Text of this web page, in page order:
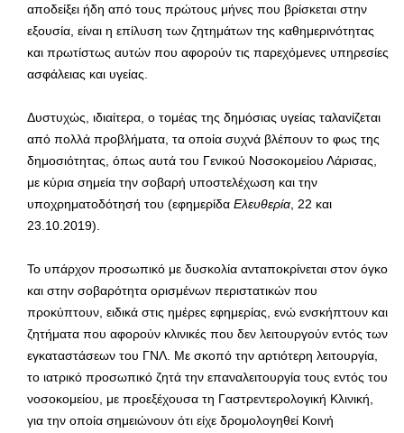
αποδείξει ήδη από τους πρώτους μήνες που βρίσκεται στην
εξουσία, είναι η επίλυση των ζητημάτων της καθημερινότητας
και πρωτίστως αυτών που αφορούν τις παρεχόμενες υπηρεσίες
ασφάλειας και υγείας.
Δυστυχώς, ιδιαίτερα, ο τομέας της δημόσιας υγείας ταλανίζεται
από πολλά προβλήματα, τα οποία συχνά βλέπουν το φως της
δημοσιότητας, όπως αυτά του Γενικού Νοσοκομείου Λάρισας,
με κύρια σημεία την σοβαρή υποστελέχωση και την
υποχρηματοδότησή του (εφημερίδα Ελευθερία , 22 και
23.10.2019).
Το υπάρχον προσωπικό με δυσκολία ανταποκρίνεται στον όγκο
και στην σοβαρότητα ορισμένων περιστατικών που
προκύπτουν, ειδικά στις ημέρες εφημερίας, ενώ ενσκήπτουν και
ζητήματα που αφορούν κλινικές που δεν λειτουργούν εντός των
εγκαταστάσεων του ΓΝΛ. Με σκοπό την αρτιότερη λειτουργία,
το ιατρικό προσωπικό ζητά την επαναλειτουργία τους εντός του
νοσοκομείου, με προεξέχουσα τη Γαστρεντερολογική Κλινική,
για την οποία σημειώνουν ότι είχε δρομολογηθεί Κοινή